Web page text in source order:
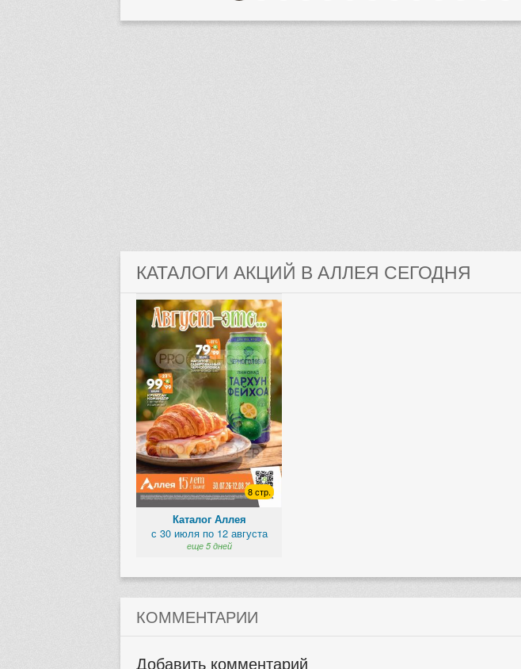
КАТАЛОГИ АКЦИЙ В АЛЛЕЯ СЕГОДНЯ
8 стр.
Каталог Аллея
с 30 июля по 12 августа
еще 5 дней
КОММЕНТАРИИ
Добавить комментарий